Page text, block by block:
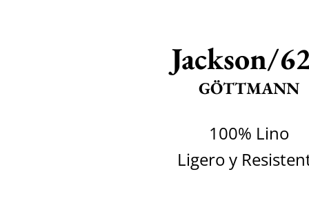
Jackson/
GÖTTMANN
100% Lino
Ligero y